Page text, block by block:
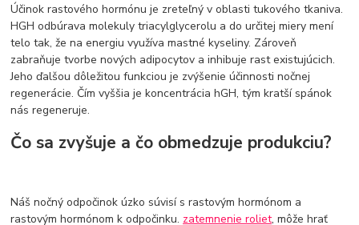
Účinok rastového hormónu je zreteľný v oblasti tukového tkaniva.
HGH odbúrava molekuly triacylglycerolu a do určitej miery mení
telo tak, že na energiu využíva mastné kyseliny. Zároveň
zabraňuje tvorbe nových adipocytov a inhibuje rast existujúcich.
Jeho ďalšou dôležitou funkciou je zvýšenie účinnosti nočnej
regenerácie. Čím vyššia je koncentrácia hGH, tým kratší spánok
nás regeneruje.
Čo sa zvyšuje a čo obmedzuje produkciu?
Náš nočný odpočinok úzko súvisí s rastovým hormónom a
rastovým hormónom k odpočinku. zatemnenie roliet, môže hrať